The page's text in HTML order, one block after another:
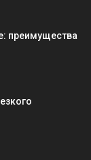
преимущества